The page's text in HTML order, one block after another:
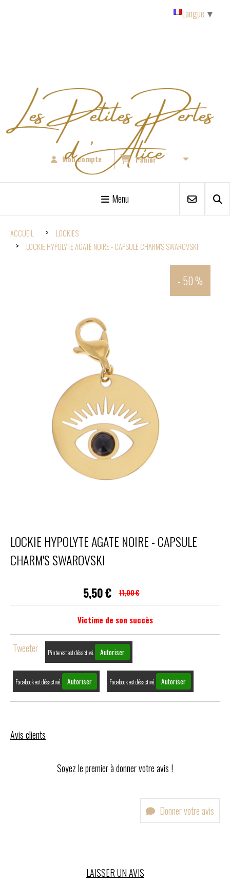
Mon compte Panier
Menu
ACCUEIL
LOCKIES
LOCKIE HYPOLYTE AGATE NOIRE - CAPSULE CHARM'S SWAROVSKI
- 50 %
LOCKIE HYPOLYTE AGATE NOIRE - CAPSULE
CHARM'S SWAROVSKI
5,50€ 11,00€
Victime de son succès
Tweeter Pinterest est désactivé. Autoriser
Facebook est désactivé. Autoriser Facebook est désactivé. Autoriser
Avis clients
Soyez le premier à donner votre avis !
Donner votre avis
LAISSER UN AVIS
Langue ▼